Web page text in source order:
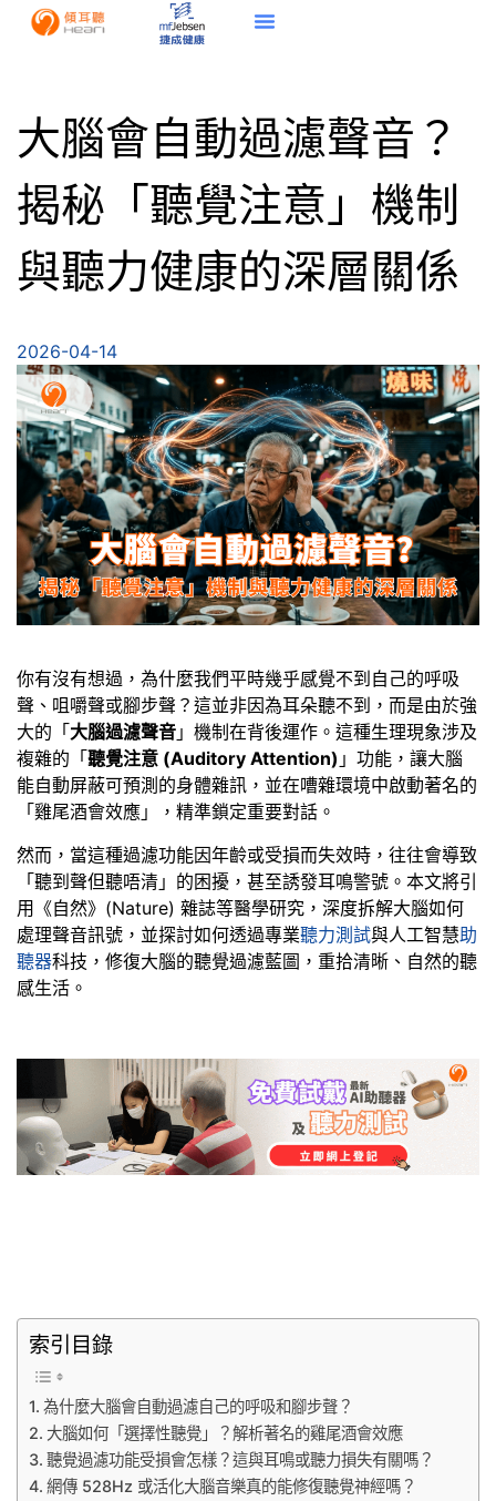
大腦會自動過濾聲音？
揭秘「聽覺注意」機制
與聽力健康的深層關係
2026-04-14
你有沒有想過，為什麼我們平時幾乎感覺不到自己的呼吸
聲、咀嚼聲或腳步聲？這並非因為耳朵聽不到，而是由於強
大的「大腦過濾聲音 」機制在背後運作。這種生理現象涉及
複雜的「聽覺注意 (Auditory Attention) 」功能，讓大腦
能自動屏蔽可預測的身體雜訊，並在嘈雜環境中啟動著名的
「雞尾酒會效應」，精準鎖定重要對話。
然而，當這種過濾功能因年齡或受損而失效時，往往會導致
「聽到聲但聽唔清」的困擾，甚至誘發耳鳴警號。本文將引
用《自然》(Nature) 雜誌等醫學研究，深度拆解大腦如何
處理聲音訊號，並探討如何透過專業聽力測試與人工智慧助
聽器科技，修復大腦的聽覺過濾藍圖，重拾清晰、自然的聽
感生活。
索引目錄
為什麼大腦會自動過濾自己的呼吸和腳步聲？
大腦如何「選擇性聽覺」？解析著名的雞尾酒會效應
聽覺過濾功能受損會怎樣？這與耳鳴或聽力損失有關嗎？
網傳 528Hz 或活化大腦音樂真的能修復聽覺神經嗎？